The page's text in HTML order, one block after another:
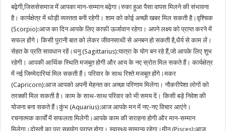
बढ़ेगी,जिससेसमाज में आपका मान-सम्मान बढ़ेगा।रुका हुआ पैसा वापस मिलने की संभावना
है। कार्यक्षेत्र में थोड़ी व्यस्तता बनी रहेगी। शाम को कोई अच्छी खबर मिल सकती है।वृश्चिक
(Scorpio):आज का दिन आपके लिए काफी ऊर्जावान रहेगा। अपने लक्ष्य को प्राप्त करने में
सफल होंगे। किसी पुरानी बात को लेकर जीवनसाथी से अनबन हो सकती है,धैर्य से काम लें।
सेहत के प्रति सावधान रहें।धनु (Sagittarius):यात्रा के योग बन रहे हैं,जो आपके लिए शुभ
रहेगी। आपकी आर्थिक स्थिति मजबूत होगी और आय के नए स्रोत मिल सकते हैं। कार्यक्षेत्र
में नई जिम्मेदारियां मिल सकती हैं। परिवार के साथ रिश्ते मजबूत होंगे।मकर
(Capricorn):आज आपको अपनी मेहनत का अच्छा परिणाम मिलेगा। नौकरीपेशा लोगों को
तरक्की मिल सकती है। काम के साथ-साथ परिवार को भी समय दें। किसी बड़े निवेश की
योजना बना सकते हैं।कुंभ (Aquarius):आज आपके मन में नए-नए विचार आएंगे।
रचनात्मक कार्यों में सफलता मिलेगी।आपके काम की सराहना होगी और मान-सम्मान
मिलेगा।दोस्तों का पूरा सहयोग प्राप्त होगा। स्वास्थ्य सामान्य रहेगा।मीन (Pisces):आज